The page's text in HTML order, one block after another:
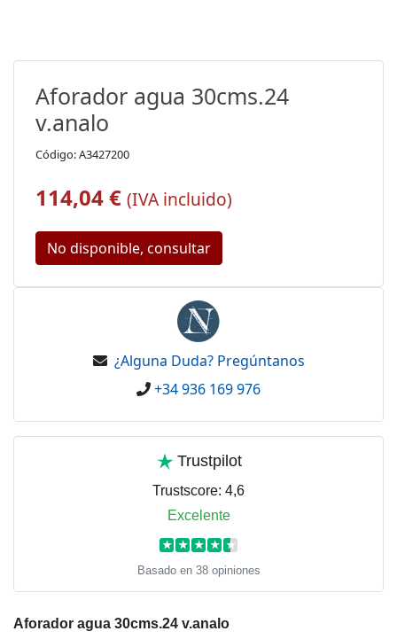
Aforador agua 30cms.24
v.analo
Código: A3427200
114,04 € (IVA incluido)
No disponible, consultar
¿Alguna Duda? Pregúntanos
+34 936 169 976
Trustpilot
Trustscore: 4,6
Excelente
★ ★ ★ ★ ★
Basado en 38 opiniones
Aforador agua 30cms.24 v.analo